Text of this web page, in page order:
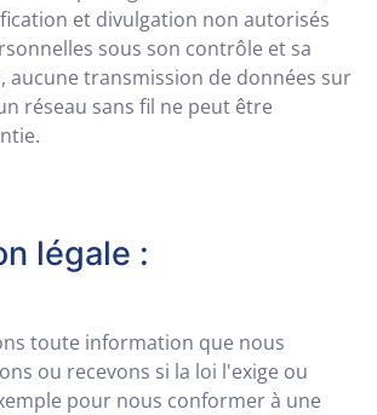
et divulgation non autorisés
sous son contrôle et sa
aucune transmission de données sur
réseau sans fil ne peut être
légale :
toute information que nous
ou recevons si la loi l'exige ou
pour nous conformer à une